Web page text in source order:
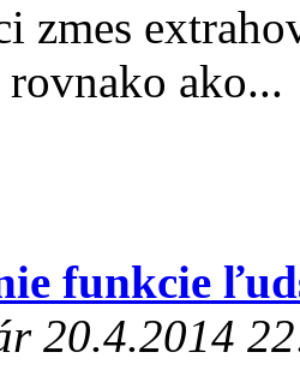
zmes
ako...
funkcie
20.4.2014